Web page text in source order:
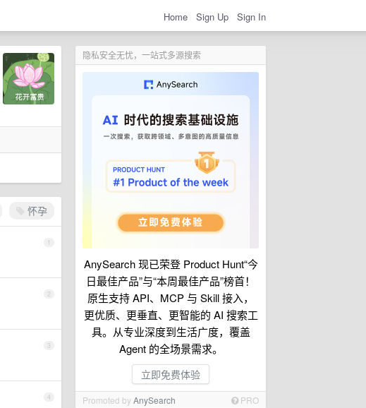
Home Sign Up Sign In
隐私安全无忧，一站式多源搜索
AnySearch 现已荣登 Product Hunt“今
日最佳产品”与“本周最佳产品”榜首！
原生支持 API、MCP 与 Skill 接入，
更优质、更垂直、更智能的 AI 搜索工
具。从专业深度到生活广度，覆盖
Agent 的全场景需求。
立即免费体验
Promoted byAnySearch PRO
怀孕
1
2
3
4